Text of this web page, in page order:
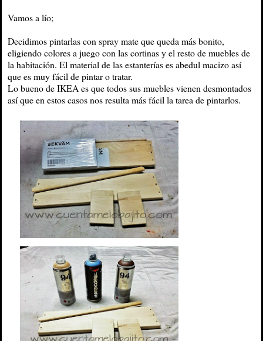
Vamos a lío;
Decidimos pintarlas con spray mate que queda más bonito,
eligiendo colores a juego con las cortinas y el resto de muebles de
la habitación. El material de las estanterías es abedul macizo así
que es muy fácil de pintar o tratar.
Lo bueno de IKEA es que todos sus muebles vienen desmontados
así que en estos casos nos resulta más fácil la tarea de pintarlos.